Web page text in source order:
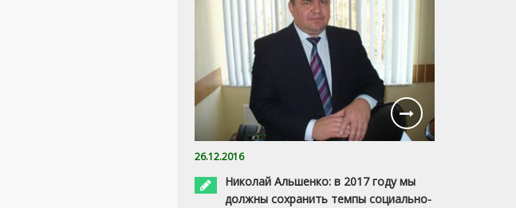
26.12.2016
Николай Альшенко: в 2017 году мы
должны сохранить темпы социально-